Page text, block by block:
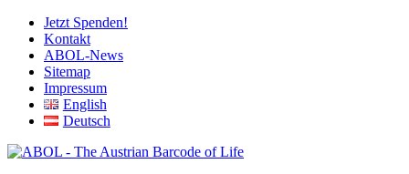
Jetzt Spenden!
Kontakt
ABOL-News
Sitemap
Impressum
English
Deutsch